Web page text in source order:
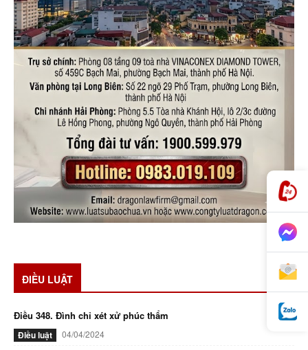
ĐIỀU LUẬT
Điều 348. Đình chỉ xét xử phúc thẩm
Điều luật 04/04/2024